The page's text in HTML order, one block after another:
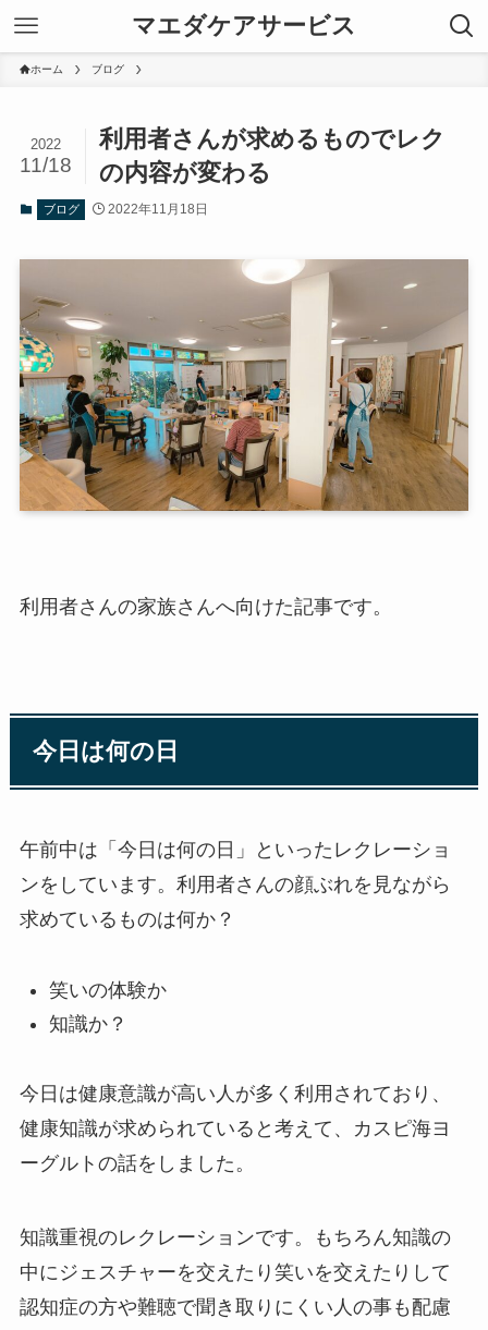
マエダケアサービス
ホーム ブログ
利用者さんが求めるものでレク
の内容が変わる
2022
11/18
ブログ 2022年11月18日
利用者さんの家族さんへ向けた記事です。
今日は何の日
午前中は「今日は何の日」といったレクレーショ
ンをしています。利用者さんの顔ぶれを見ながら
求めているものは何か？
笑いの体験か
知識か？
今日は健康意識が高い人が多く利用されており、
健康知識が求められていると考えて、カスピ海ヨ
ーグルトの話をしました。
知識重視のレクレーションです。もちろん知識の
中にジェスチャーを交えたり笑いを交えたりして
認知症の方や難聴で聞き取りにくい人の事も配慮